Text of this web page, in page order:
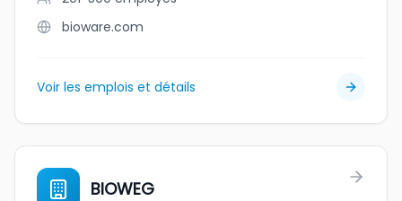
bioware.com
Voir les emplois et détails
BIOWEG